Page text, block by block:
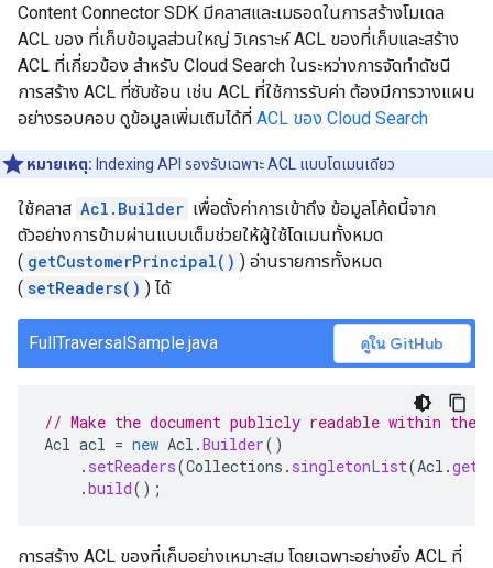
Content Connector SDK มีคลาสและเมธอดในการสร้างโมเดล
ACL ของ ที่เก็บข้อมูลส่วนใหญ่ วิเคราะห์ ACL ของที่เก็บและสร้าง
ACL ที่เกี่ยวข้อง สำหรับ Cloud Search ในระหว่างการจัดทำดัชนี
การสร้าง ACL ที่ซับซ้อน เช่น ACL ที่ใช้การรับค่า ต้องมีการวางแผน
อย่างรอบคอบ ดูข้อมูลเพิ่มเติมได้ที่ ACL ของ Cloud Search
หมายเหตุ: Indexing API รองรับเฉพาะ ACL แบบโดเมนเดียว
ใช้คลาส Acl.Builder เพื่อตั้งค่าการเข้าถึง ข้อมูลโค้ดนี้จาก
ตัวอย่างการข้ามผ่านแบบเต็มช่วยให้ผู้ใช้โดเมนทั้งหมด
( getCustomerPrincipal() ) อ่านรายการทั้งหมด
( setReaders() ) ได้
FullTraversalSample.java ดูใน GitHub
// Make the document publicly readable within the
Acl acl = new Acl .Builder()
. setReaders(Collections . singletonList(Acl .
.build();
การสร้าง ACL ของที่เก็บอย่างเหมาะสม โดยเฉพาะอย่างยิ่ง ACL ที่